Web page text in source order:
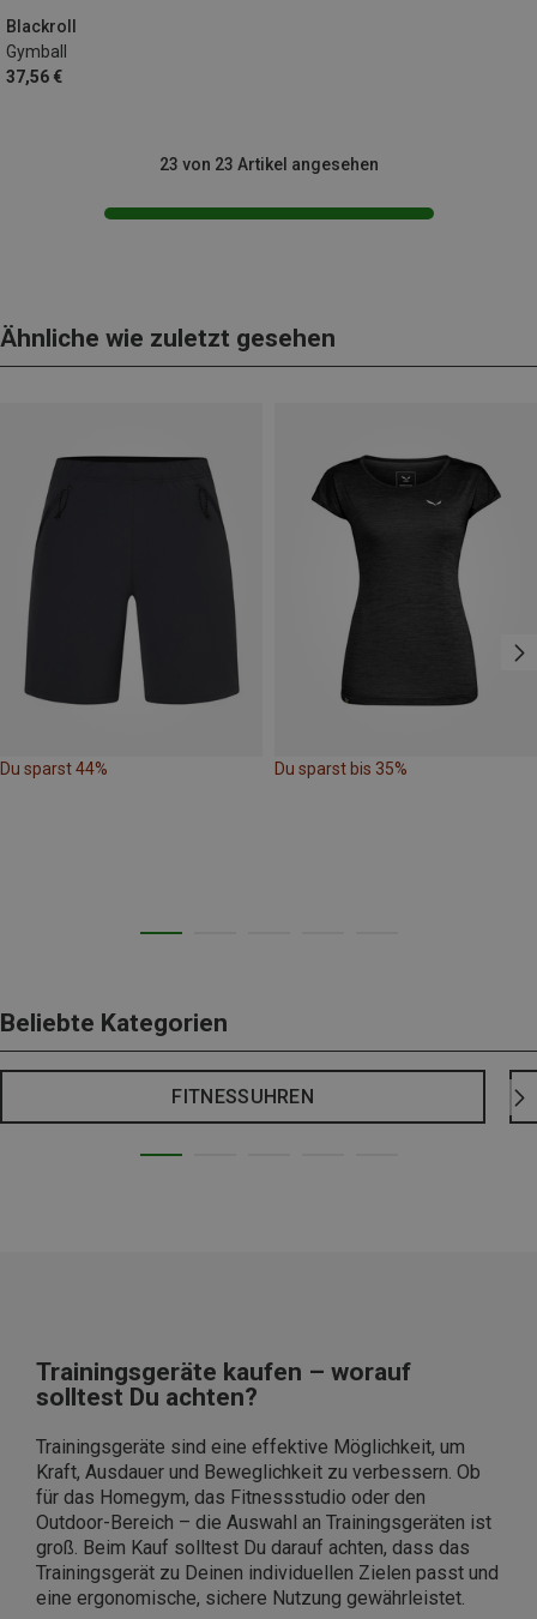
Blackroll
Gymball
37,56 €
23 von 23 Artikel angesehen
Ähnliche wie zuletzt gesehen
Du sparst 44% Du sparst bis 35%
Beliebte Kategorien
FITNESSUHREN
Trainingsgeräte kaufen – worauf
solltest Du achten?
Trainingsgeräte sind eine effektive Möglichkeit, um
Kraft, Ausdauer und Beweglichkeit zu verbessern. Ob
für das Homegym, das Fitnessstudio oder den
Outdoor-Bereich – die Auswahl an Trainingsgeräten ist
groß. Beim Kauf solltest Du darauf achten, dass das
Trainingsgerät zu Deinen individuellen Zielen passt und
eine ergonomische, sichere Nutzung gewährleistet.